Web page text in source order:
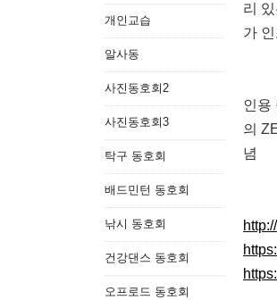
개인교습
알사동
사진동호회2
사진동호회3
탁구 동호회
배드민턴 동호회
낚시 동호회
건강댄스 동호회
오프로드 동호회
리
가
인용
의
념